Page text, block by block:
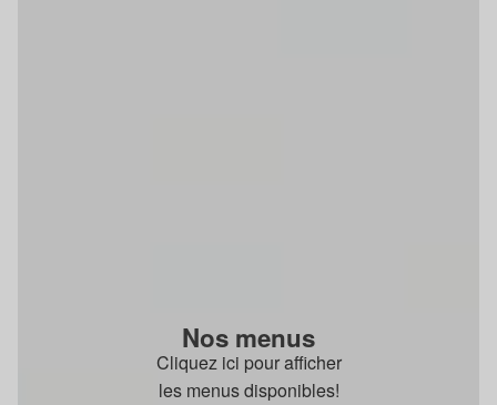
Nos menus
Cliquez ici pour afficher
les menus disponibles!